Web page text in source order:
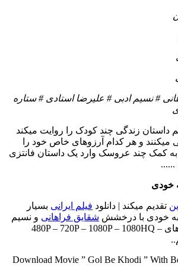
# نسیم ادبی # علیرضا استادی # ستاره
داستان زندگی چند کودک را روایت میکند
میکنند و هر کدام آرزوهای خاص خود را
به کمک چند عروسک وارد یک داستان فانتزی
خودی
تقدیم میکند | دانلود فیلم ایرانی بسیار
به خودی با درخشش شقایق فراهانی و نسیم
ادبی به همراه کیفیت های 480P – 720P – 1080P – 1080HQ –
Download Movie ” Gol Be Khodi ” With